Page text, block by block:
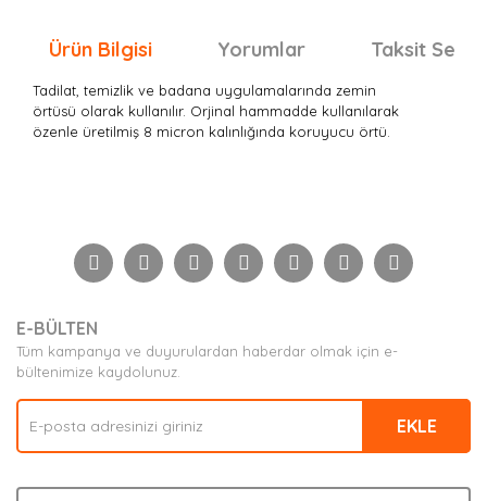
Ürün Bilgisi Yorumlar Taksit
Tadilat, temizlik ve badana uygulamalarında zemin
örtüsü olarak kullanılır. Orjinal hammadde kullanılarak
özenle üretilmiş 8 micron kalınlığında koruyucu örtü.
Yorum Yaz
Görüş ve önerileriniz için teşekkür ederiz.
Ürün açıklamasında eksik bilgiler bulunuyor.
Ürün bilgilerinde hatalar bulunuyor.
Ürün fiyatı diğer sitelerden daha pahalı.
Bu ürüne benzer farklı alternatifler olmalı.
E-BÜLTEN
Tüm kampanya ve duyurulardan haberdar olmak için e-
bültenimize kaydolunuz.
EKLE